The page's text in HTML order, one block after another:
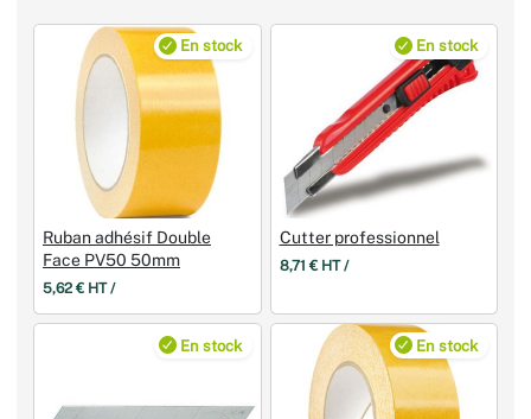
En stock
Ruban adhésif Double
Face PV50 50mm
5,62 € HT /
En stock
Cutter professionnel
8,71 € HT /
En stock En stock